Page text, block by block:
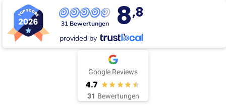
31 Bewertungen 8,8
provided by
Google Reviews
4.7
31 Bewertungen